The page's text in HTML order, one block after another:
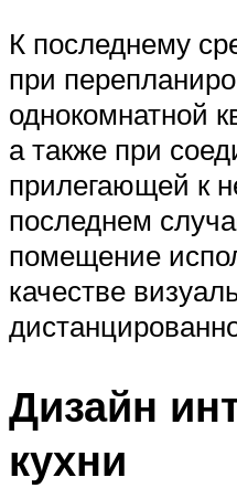
К последнему
при
однокомнатной
а также при
прилегающей к
последнем
помещение
качестве
Дизайн
кухни